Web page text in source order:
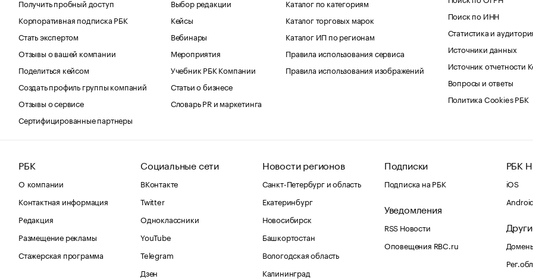
Получить пробный доступ
Корпоративная подписка РБК
Стать экспертом
Отзывы о вашей компании
Поделиться кейсом
Создать профиль группы компаний
Отзывы о сервисе
Сертифицированные партнеры
Выбор редакции
Кейсы
Вебинары
Мероприятия
Учебник РБК Компании
Статьи о бизнесе
Словарь PR и маркетинга
Каталог по категориям
Каталог торговых марок
Каталог ИП по регионам
Правила использования сервиса
Правила использования изображений
Поиск по ИНН
Статистика и
Источники данных
Источник отчетности
Вопросы и ответы
Политика Cookies РБК
РБК
О компании
Контактная информация
Редакция
Размещение рекламы
Стажерская программа
Социальные сети
ВКонтакте
Twitter
Одноклассники
YouTube
Telegram
Дзен
Новости регионов
Санкт-Петербург и область
Екатеринбург
Новосибирск
Башкортостан
Вологодская область
Калининград
Подписки
Подписка на РБК
Уведомления
RSS Новости
Оповещения RBC.ru
РБК
iOS